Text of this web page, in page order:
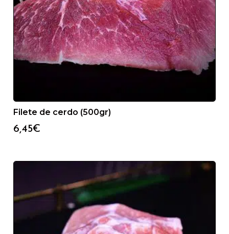
Filete de cerdo (500gr)
6,45€